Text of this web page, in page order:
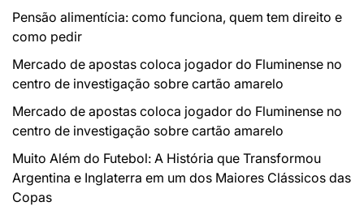
Pensão alimentícia: como funciona, quem tem direito e
como pedir
Mercado de apostas coloca jogador do Fluminense no
centro de investigação sobre cartão amarelo
Mercado de apostas coloca jogador do Fluminense no
centro de investigação sobre cartão amarelo
Muito Além do Futebol: A História que Transformou
Argentina e Inglaterra em um dos Maiores Clássicos das
Copas